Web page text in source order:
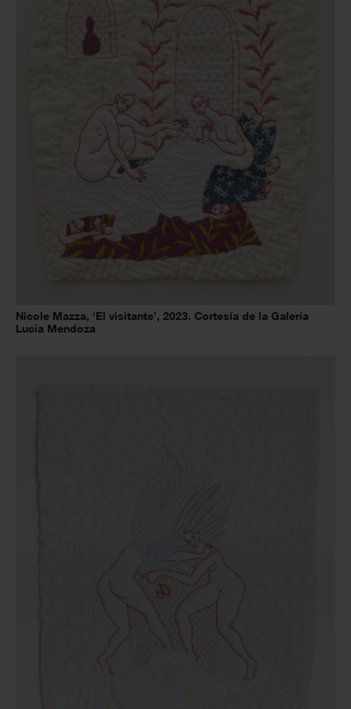
Nicole Mazza, ‘El visitante’, 2023. Cortesía de la Galería
Lucía Mendoza